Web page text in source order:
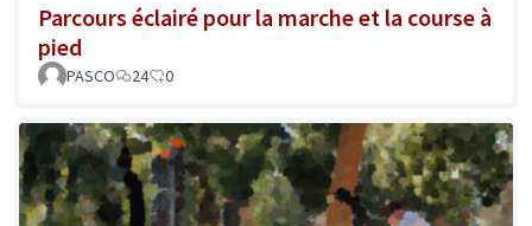
Parcours éclairé pour la marche et la course à
pied
PASCO 24 0